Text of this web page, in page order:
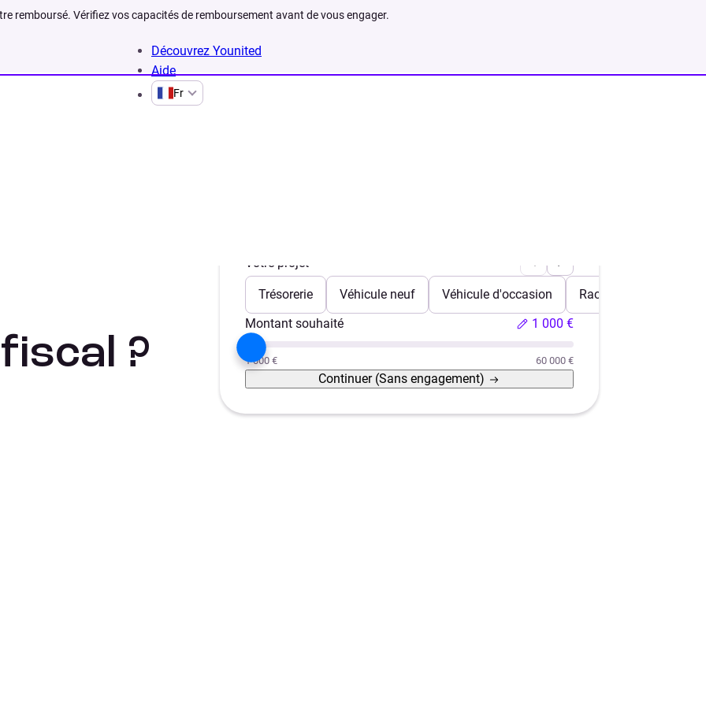
remboursé. Vérifiez vos capacités de remboursement avant de vous engager.
Découvrez Younited
Aide
Fr
?
Votre projet
Trésorerie Véhicule neuf Véhicule d'occasion Rachat de crédits
Montant souhaité
1 000 €
1 000 € 60 000 €
Continuer (Sans engagement)